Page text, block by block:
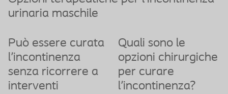
urinaria maschile
Può essere curata
l'incontinenza
senza ricorrere a
interventi
Quali sono le
opzioni chirurgiche
per curare
l'incontinenza?